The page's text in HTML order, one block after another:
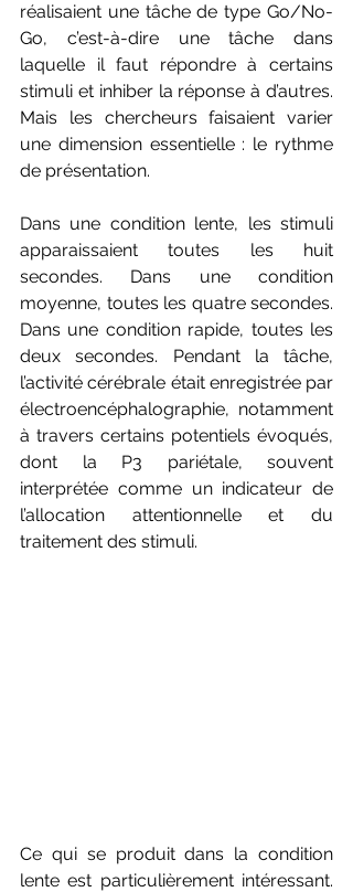
réalisaient une tâche de type Go/No-
Go, c’est-à-dire une tâche dans
laquelle il faut répondre à certains
stimuli et inhiber la réponse à d’autres.
Mais les chercheurs faisaient varier
une dimension essentielle : le rythme
de présentation.
Dans une condition lente, les stimuli
apparaissaient toutes les huit
secondes. Dans une condition
moyenne, toutes les quatre secondes.
Dans une condition rapide, toutes les
deux secondes. Pendant la tâche,
l’activité cérébrale était enregistrée par
électroencéphalographie, notamment
à travers certains potentiels évoqués,
dont la P3 pariétale, souvent
interprétée comme un indicateur de
l’allocation attentionnelle et du
traitement des stimuli.
Ce qui se produit dans la condition
lente est particulièrement intéressant.